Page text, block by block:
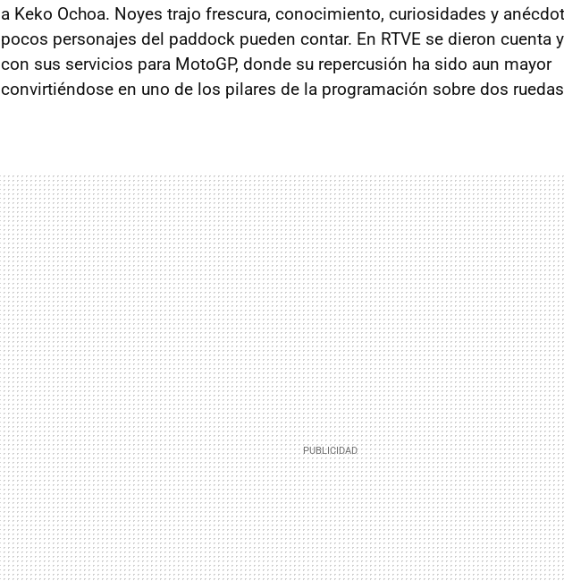
a Keko Ochoa. Noyes trajo frescura, conocimiento, curiosidades y
pocos personajes del paddock pueden contar. En RTVE se dieron cuenta
con sus servicios para MotoGP, donde su repercusión ha sido aun mayor
convirtiéndose en uno de los pilares de la programación sobre dos